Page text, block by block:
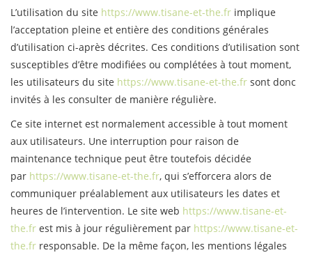
L’utilisation du site https://www.tisane-et-the.fr implique
l’acceptation pleine et entière des conditions générales
d’utilisation ci-après décrites. Ces conditions d’utilisation sont
susceptibles d’être modifiées ou complétées à tout moment,
les utilisateurs du site https://www.tisane-et-the.fr sont donc
invités à les consulter de manière régulière.
Ce site internet est normalement accessible à tout moment
aux utilisateurs. Une interruption pour raison de
maintenance technique peut être toutefois décidée
par https://www.tisane-et-the.fr, qui s’efforcera alors de
communiquer préalablement aux utilisateurs les dates et
heures de l’intervention. Le site web https://www.tisane-et-
the.fr est mis à jour régulièrement par https://www.tisane-et-
the.fr responsable. De la même façon, les mentions légales